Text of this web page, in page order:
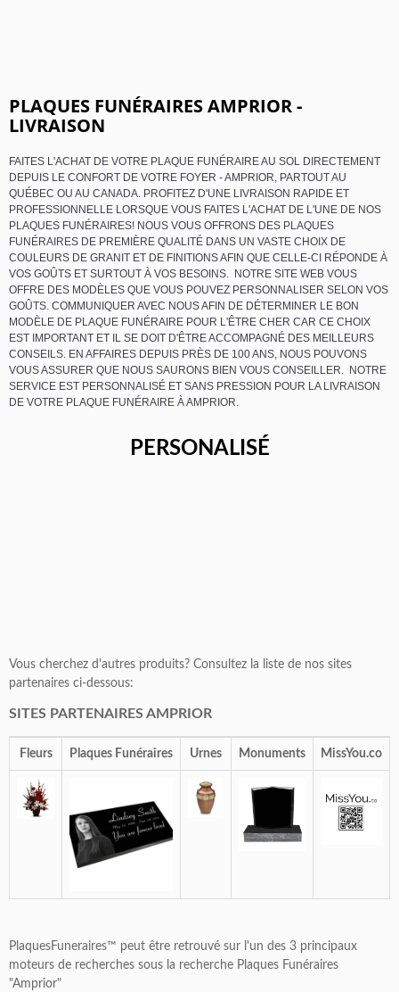
PLAQUES FUNÉRAIRES AMPRIOR -
LIVRAISON
FAITES L'ACHAT DE VOTRE PLAQUE FUNÉRAIRE AU SOL DIRECTEMENT
DEPUIS LE CONFORT DE VOTRE FOYER - AMPRIOR, PARTOUT AU
QUÉBEC OU AU CANADA. PROFITEZ D'UNE LIVRAISON RAPIDE ET
PROFESSIONNELLE LORSQUE VOUS FAITES L'ACHAT DE L'UNE DE NOS
PLAQUES FUNÉRAIRES! NOUS VOUS OFFRONS DES PLAQUES
FUNÉRAIRES DE PREMIÈRE QUALITÉ DANS UN VASTE CHOIX DE
COULEURS DE GRANIT ET DE FINITIONS AFIN QUE CELLE-CI RÉPONDE À
VOS GOÛTS ET SURTOUT À VOS BESOINS. NOTRE SITE WEB VOUS
OFFRE DES MODÈLES QUE VOUS POUVEZ PERSONNALISER SELON VOS
GOÛTS. COMMUNIQUER AVEC NOUS AFIN DE DÉTERMINER LE BON
MODÈLE DE PLAQUE FUNÉRAIRE POUR L'ÊTRE CHER CAR CE CHOIX
EST IMPORTANT ET IL SE DOIT D'ÊTRE ACCOMPAGNÉ DES MEILLEURS
CONSEILS. EN AFFAIRES DEPUIS PRÈS DE 100 ANS, NOUS POUVONS
VOUS ASSURER QUE NOUS SAURONS BIEN VOUS CONSEILLER. NOTRE
SERVICE EST PERSONNALISÉ ET SANS PRESSION POUR LA LIVRAISON
DE VOTRE PLAQUE FUNÉRAIRE À AMPRIOR.
PERSONALISÉ
Vous cherchez d'autres produits? Consultez la liste de nos sites
partenaires ci-dessous:
SITES PARTENAIRES AMPRIOR
Fleurs Plaques Funéraires Urnes Monuments MissYou.co
PlaquesFuneraires™ peut être retrouvé sur l'un des 3 principaux
moteurs de recherches sous la recherche Plaques Funéraires
"Amprior"